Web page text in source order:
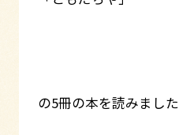
の5冊の本を読みました